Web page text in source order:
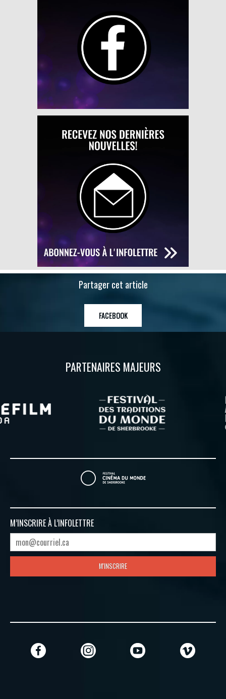
Partager cet article
FACEBOOK
PARTENAIRES MAJEURS
M’INSCRIRE À L’INFOLETTRE
M'INSCRIRE